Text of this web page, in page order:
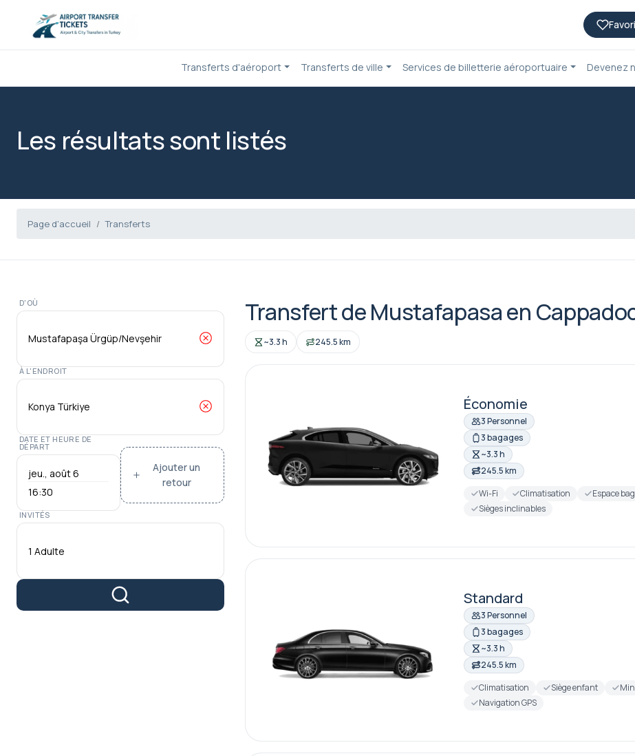
Transferts d'aéroport Transferts de ville Services de billetterie aéroportuaire Devenez
Les résultats sont listés
Page d'accueil Transferts
D'OÙ
À L'ENDROIT
DATE ET HEURE DE
DÉPART
16:30
Ajouter un
retour
INVITÉS
1 Adulte
Transfert de Mustafapasa en
~3.3 h 245.5 km
Économie
3 Personnel
3 bagages
~3.3 h
245.5 km
Wi-Fi
Climatisation
Espace
Sièges inclinables
Standard
3 Personnel
3 bagages
~3.3 h
245.5 km
Climatisation
Siège enfant
Navigation GPS